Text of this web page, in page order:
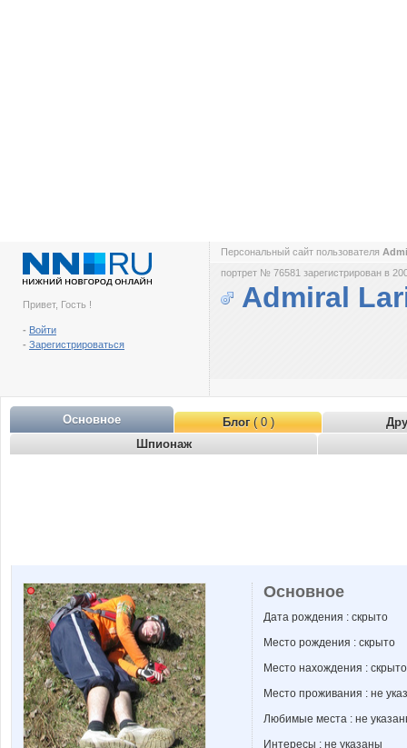
Привет, Гость !
- Войти
- Зарегистрироваться
Персональный сайт пользователя
портрет № 76581 зарегистрирован в
Admiral
Основное Блог( 0 )
Шпионаж
Основное
Дата рождения : скрыто
Место рождения : скрыто
Место нахождения : скрыто
Место проживания : не
Любимые места : не
Интересы : не указаны